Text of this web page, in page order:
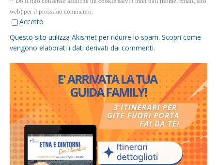
web) per il prossimo commento.
Accetto
Questo sito utilizza Akismet per ridurre lo spam. Scopri come
vengono elaborati i dati derivati dai commenti.